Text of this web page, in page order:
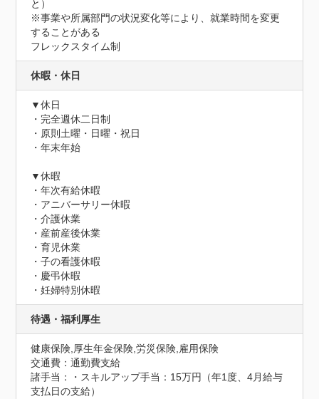
と）
※事業や所属部門の状況変化等により、就業時間を変更
することがある
フレックスタイム制
休暇・休日
▼休日
・完全週休二日制
・原則土曜・日曜・祝日
・年末年始
▼休暇
・年次有給休暇
・アニバーサリー休暇
・介護休業
・産前産後休業
・育児休業
・子の看護休暇
・慶弔休暇
・妊婦特別休暇
待遇・福利厚生
健康保険,厚生年金保険,労災保険,雇用保険
交通費：通勤費支給
諸手当：・スキルアップ手当：15万円（年1度、4月給与
支払日の支給）